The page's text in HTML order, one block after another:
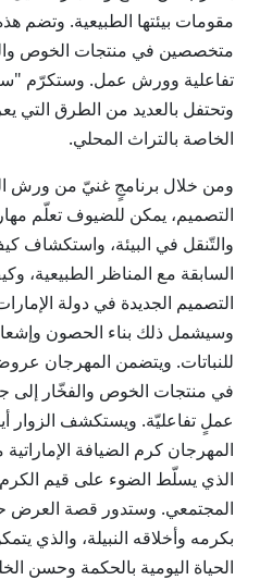
مقومات بيئتها الطبيعية. وتضم
متخصصين في منتجات الخوص
تفاعلية وورش عمل. وستكرّم
وتحتفل بالعديد من الطرق التي
الخاصة بالتراث المحلي.
ومن خلال برنامجٍ غنيّ من ورش
التصميم، يمكن للضيوف تعلّم
والتّنقل في البيئة، واستكشاف
السابقة مع المناظر الطبيعية،
التصميم الجديدة في دولة
وسيشمل ذلك بناء الحصون
للنباتات. ويتضمن المهرجان
في منتجات الخوص والفخّار
عملٍ تفاعليّة. ويستكشف الزوار
المهرجان كرم الضيافة
الذي يسلّط الضوء على قيم الكرم
المجتمعي. وستدور قصة العرض
بكرمه وأخلاقه النبيلة، والذي
الحياة اليومية بالحكمة وحسن